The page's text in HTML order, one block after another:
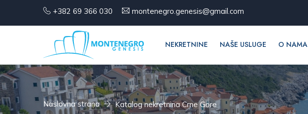
+382 69 366 030 montenegro.genesis@gmail.com
NEKRETNINE NAŠE USLUGE O NAMA
Naslovna strana Katalog nekretnina Crne Gore